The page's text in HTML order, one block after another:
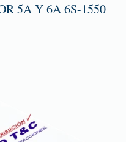
5A Y 6A 6S-1550